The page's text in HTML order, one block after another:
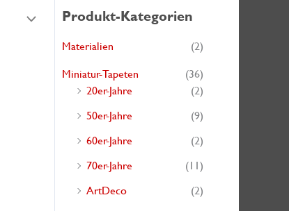
h
n
a
Produkt-Kategorien
Materialien
(2)
Miniatur-Tapeten
(36)
20er-Jahre
(2)
50er-Jahre
(9)
60er-Jahre
(2)
70er-Jahre
(11)
ArtDeco
(2)